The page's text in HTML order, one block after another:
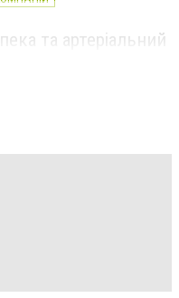
та артеріальний